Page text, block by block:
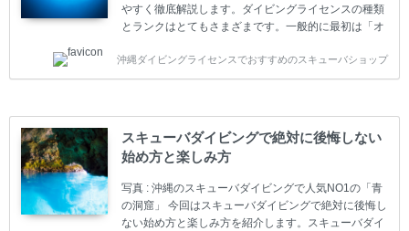
やすく徹底解説します。ダイビングライセンスの種類
とランクはとてもさまざまです。一般的に最初は「オ
す。 ダイビングのライセンスカードはダイビングの教
育機関もしくは指導団体が発行しています。教育機関
ダイバーの育成・指導や安全管理、環境保全などの活
動をしています。 ダイビングライセンスの種類はエン
トリーレベルのライセンスからプロレベルのライセン
スまでランク分けされています。各教育機関(指導団
体)によってライセンスカードの名称、トレーニング内
容に違いがありま...
沖縄ダイビングライセンスでおすすめのスキューバショップ
スキューバダイビングで絶対に後悔しない
始め方と楽しみ方
写真 : 沖縄のスキューバダイビングで人気NO1の「青
の洞窟」 今回はスキューバダイビングで絶対に後悔し
ない始め方と楽しみ方を紹介します。スキューバダイ